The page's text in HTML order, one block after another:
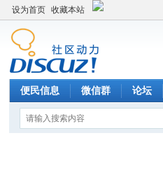
设为首页 收藏本站
便民信息 微信群 论坛